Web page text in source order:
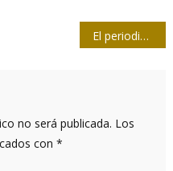
El periodista agregó ingredientes más ricos a la sopa noticiosa
no será publicada. Los
con *